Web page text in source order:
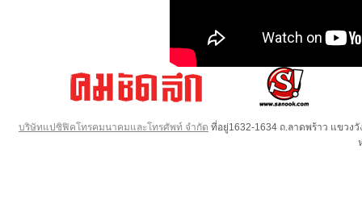
บริษัทแปซิฟิคโทรคมนาคมและโทรศัพท์ จำกัด ที่อยู่1632-1634 ถ.ลาดพร้าว แขวง